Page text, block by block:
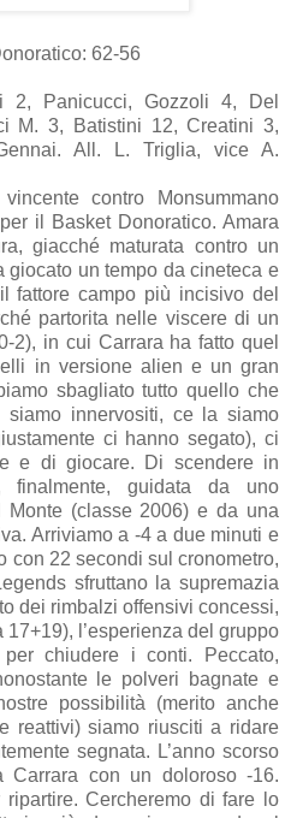
62-56
2, Panicucci, Gozzoli 4, Del
M. 3, Batistini 12, Creatini 3,
All. L. Triglia, vice A.
contro Monsummano
il Basket Donoratico. Amara
giacché maturata contro un
giocato un tempo da cineteca e
fattore campo più incisivo del
partorita nelle viscere di un
2), in cui Carrara ha fatto quel
in versione alien e un gran
sbagliato tutto quello che
innervositi, ce la siamo
ci hanno segato), ci
e di giocare. Di scendere in
finalmente, guidata da uno
Monte (classe 2006) e da una
Arriviamo a -4 a due minuti e
con 22 secondi sul cronometro,
sfruttano la supremazia
dei rimbalzi offensivi concessi,
l’esperienza del gruppo
chiudere i conti. Peccato,
le polveri bagnate e
possibilità (merito anche
reattivi) siamo riusciti a ridare
segnata. L’anno scorso
Carrara con un doloroso -16.
Cercheremo di fare lo